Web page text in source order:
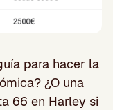
para hacer la
¿O una
66 en Harley si